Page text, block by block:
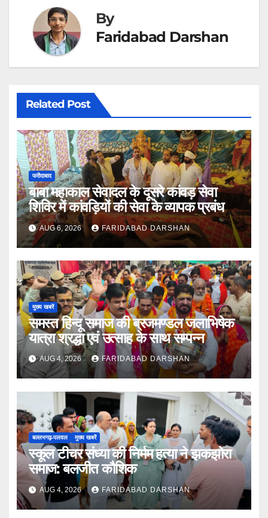
By
Faridabad Darshan
Related Post
फरीदाबाद
बाबा महाकाल सेवादल के दूसरे कांवड़ सेवा
शिविर में कांवड़ियों की सेवा के व्यापक प्रबंध
AUG 6, 2026 FARIDABAD DARSHAN
मुख्य खबरें
समस्त हिन्दू समाज की ब्रजमण्डल जलाभिषेक
यात्रा श्रद्धा एवं उत्साह के साथ सम्पन्न
AUG 4, 2026 FARIDABAD DARSHAN
बल्लभगढ़़-पलवल मुख्य खबरें
स्कूल टीचर संध्या की निर्मम हत्या ने झकझोरा
समाज: बलजीत कौशिक
AUG 4, 2026 FARIDABAD DARSHAN